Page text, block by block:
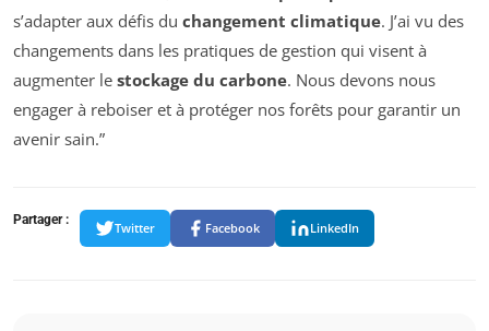
s’adapter aux défis du changement climatique. J’ai vu des
changements dans les pratiques de gestion qui visent à
augmenter le stockage du carbone. Nous devons nous
engager à reboiser et à protéger nos forêts pour garantir un
avenir sain.”
Partager :
Twitter Facebook LinkedIn